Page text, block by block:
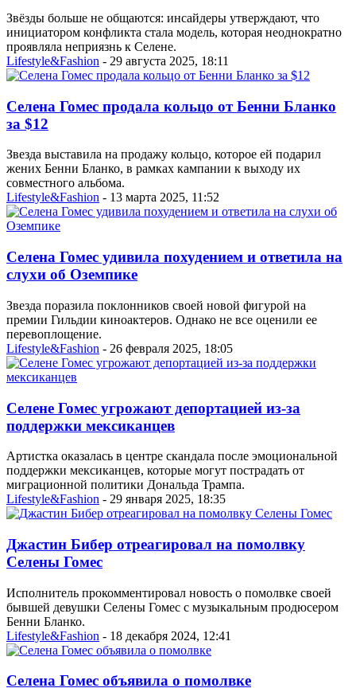
Звёзды больше не общаются: инсайдеры утверждают, что
инициатором конфликта стала модель, которая неоднократно
проявляла неприязнь к Селене.
Lifestyle&Fashion - 29 августа 2025, 18:11
Селена Гомес продала кольцо от Бенни Бланко
за $12
Звезда выставила на продажу кольцо, которое ей подарил
жених Бенни Бланко, в рамках кампании к выходу их
совместного альбома.
Lifestyle&Fashion - 13 марта 2025, 11:52
Селена Гомес удивила похудением и ответила на
слухи об Оземпике
Звезда поразила поклонников своей новой фигурой на
премии Гильдии киноактеров. Однако не все оценили ее
перевоплощение.
Lifestyle&Fashion - 26 февраля 2025, 18:05
Селене Гомес угрожают депортацией из-за
поддержки мексиканцев
Артистка оказалась в центре скандала после эмоциональной
поддержки мексиканцев, которые могут пострадать от
миграционной политики Дональда Трампа.
Lifestyle&Fashion - 29 января 2025, 18:35
Джастин Бибер отреагировал на помолвку
Селены Гомес
Исполнитель прокомментировал новость о помолвке своей
бывшей девушки Селены Гомес с музыкальным продюсером
Бенни Бланко.
Lifestyle&Fashion - 18 декабря 2024, 12:41
Селена Гомес объявила о помолвке